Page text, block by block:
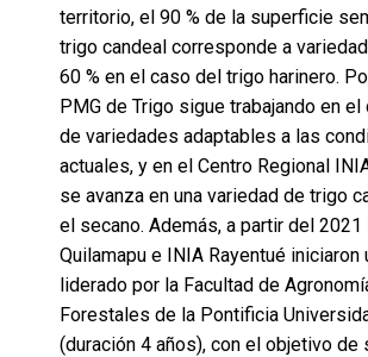
territorio, el 90 % de la superficie
trigo candeal corresponde a
60 % en el caso del trigo harinero.
PMG de Trigo sigue trabajando en
de variedades adaptables a las
actuales, y en el Centro Regional
se avanza en una variedad de trigo
el secano. Además, a partir del 2021
Quilamapu e INIA Rayentué iniciaron
liderado por la Facultad de
Forestales de la Pontificia
(duración 4 años), con el objetivo de